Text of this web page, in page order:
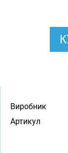
Виробник
Артикул